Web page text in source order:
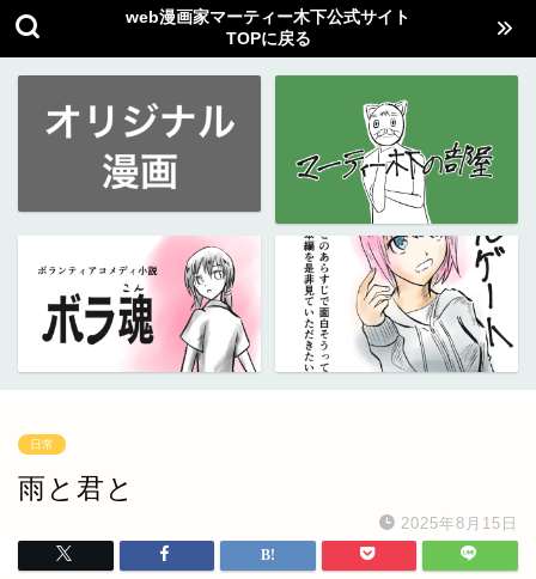
web漫画家マーティー木下公式サイト
TOPに戻る
日常
雨と君と
2025年8月15日